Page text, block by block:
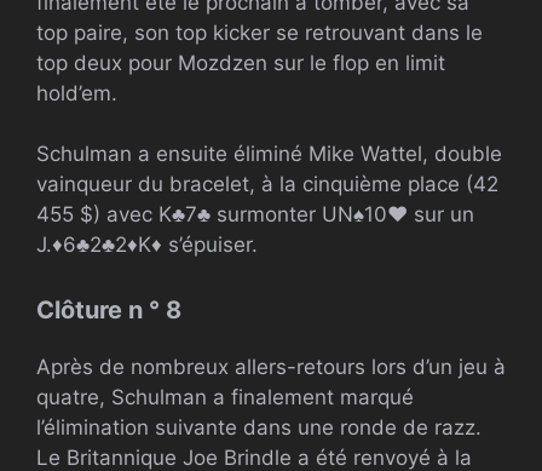
top paire, son top kicker se retrouvant dans le
top deux pour Mozdzen sur le flop en limit
hold’em.
Schulman a ensuite éliminé Mike Wattel, double
vainqueur du bracelet, à la cinquième place (42
455 $) avec K♣7♣ surmonter UN♠10♥ sur un
J.♦6♣2♣2♦K♦ s’épuiser.
Clôture n ° 8
Après de nombreux allers-retours lors d’un jeu à
quatre, Schulman a finalement marqué
l’élimination suivante dans une ronde de razz.
Le Britannique Joe Brindle a été renvoyé à la